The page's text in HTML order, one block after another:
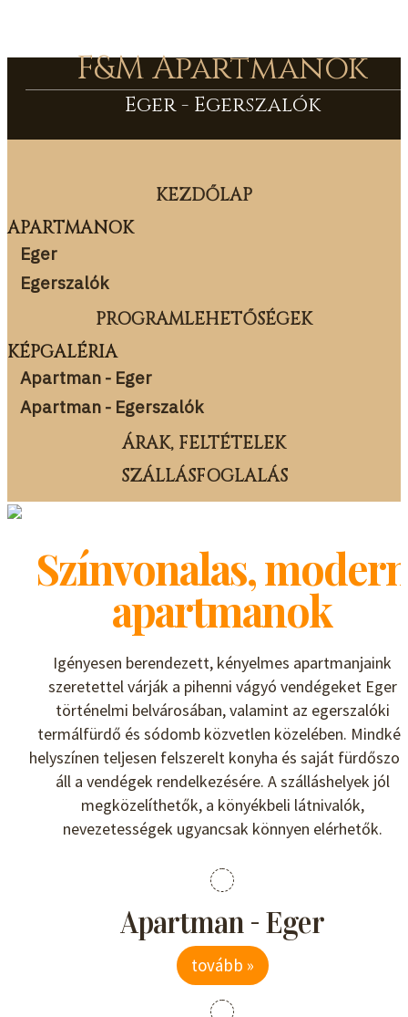
F&M Apartmanok
Eger - Egerszalók
KEZDŐLAP
APARTMANOK
Eger
Egerszalók
PROGRAMLEHETŐSÉGEK
KÉPGALÉRIA
Apartman - Eger
Apartman - Egerszalók
ÁRAK, FELTÉTELEK
SZÁLLÁSFOGLALÁS
Színvonalas,
apartmanok
Igényesen berendezett, kényelmes apartmanjaink
szeretettel várják a pihenni vágyó vendégeket Eger
történelmi belvárosában, valamint az egerszalóki
termálfürdő és sódomb közvetlen közelében. Mindkét
helyszínen teljesen felszerelt konyha és saját
áll a vendégek rendelkezésére. A szálláshelyek jól
megközelíthetők, a könyékbeli látnivalók,
nevezetességek ugyancsak könnyen elérhetők.
Apartman - Eger
tovább »